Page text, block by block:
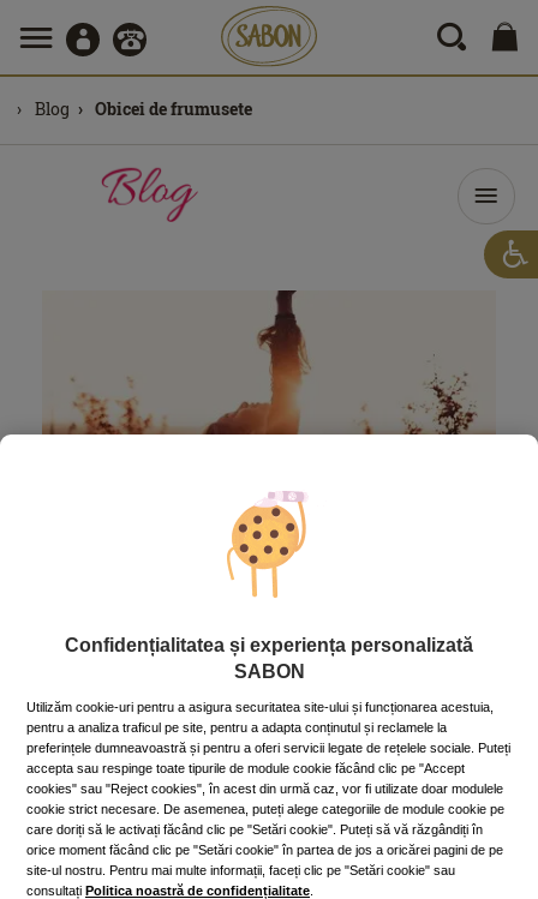
Blog Obicei de frumusete
Stil de viaţă
Self-Improvement Month - Cum
celebrezi o mai bună versiune a ta în
septembrie
12 September 2024
~5 min.
Mai mult »
travel size
Confidențialitatea și experiența personalizată
SABON
Utilizăm cookie-uri pentru a asigura securitatea site-ului și funcționarea acestuia,
pentru a analiza traficul pe site, pentru a adapta conținutul și reclamele la
preferințele dumneavoastră și pentru a oferi servicii legate de rețelele sociale. Puteți
accepta sau respinge toate tipurile de module cookie făcând clic pe "Accept
cookies" sau "Reject cookies", în acest din urmă caz, vor fi utilizate doar modulele
cookie strict necesare. De asemenea, puteți alege categoriile de module cookie pe
care doriți să le activați făcând clic pe "Setări cookie". Puteți să vă răzgândiți în
orice moment făcând clic pe "Setări cookie" în partea de jos a oricărei pagini de pe
site-ul nostru. Pentru mai multe informații, faceți clic pe "Setări cookie" sau
consultați Politica noastră de confidențialitate